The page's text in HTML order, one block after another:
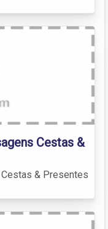
Cestas &
& Presentes